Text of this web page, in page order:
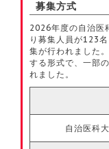
募集方式
2026年度の自治医
り募集人員が123
集が行われました
する形式で、一部
れました。
自治医科